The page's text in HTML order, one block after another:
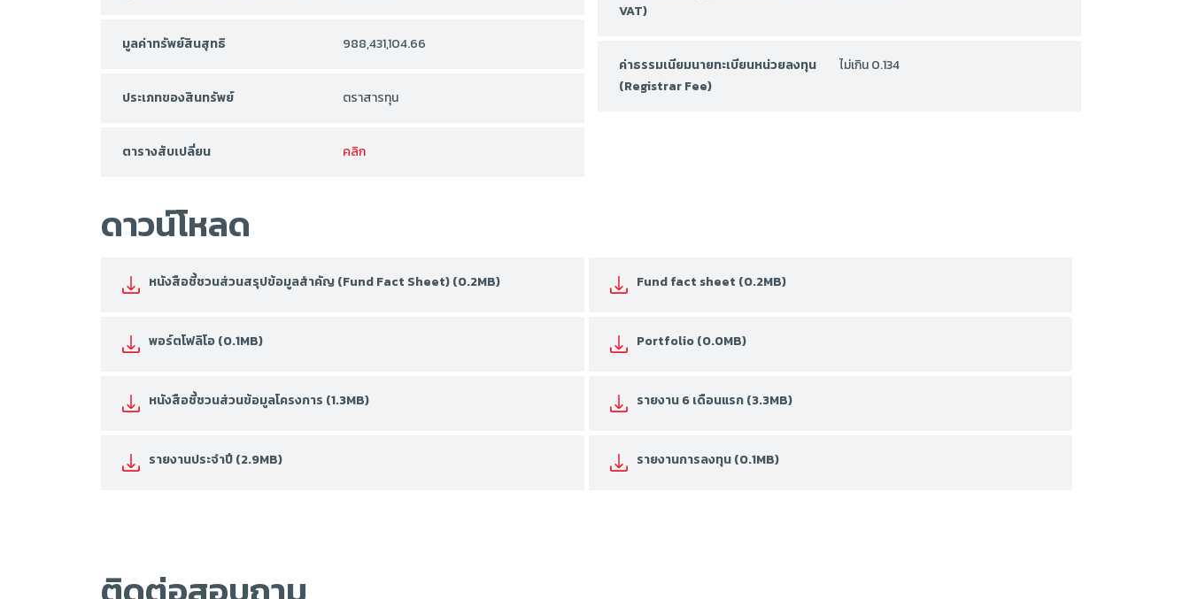
มูลค่าทรัพย์สินสุทธิ 988,431,104.66
ประเภทของสินทรัพย์ ตราสารทุน
ตารางสับเปลี่ยน คลิก
VAT)
ค่าธรรมเนียมนายทะเบียนหน่วยลงทุน
(Registrar Fee)
ไม่เกิน 0.134
ดาวน์โหลด
หนังสือชี้ชวนส่วนสรุปข้อมูลสำคัญ (Fund Fact Sheet) (0.2MB) Fund fact sheet (0.2MB)
พอร์ตโฟลิโอ (0.1MB) Portfolio (0.0MB)
หนังสือชี้ชวนส่วนข้อมูลโครงการ (1.3MB) รายงาน 6 เดือนแรก (3.3MB)
รายงานประจำปี (2.9MB) รายงานการลงทุน (0.1MB)